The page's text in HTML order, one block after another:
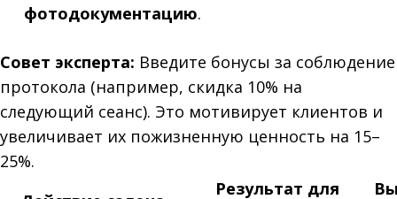
фотодокументацию.
Совет эксперта: Введите бонусы за соблюдение
протокола (например, скидка 10% на
следующий сеанс). Это мотивирует клиентов и
увеличивает их пожизненную ценность на 15–
25%.
Результат для